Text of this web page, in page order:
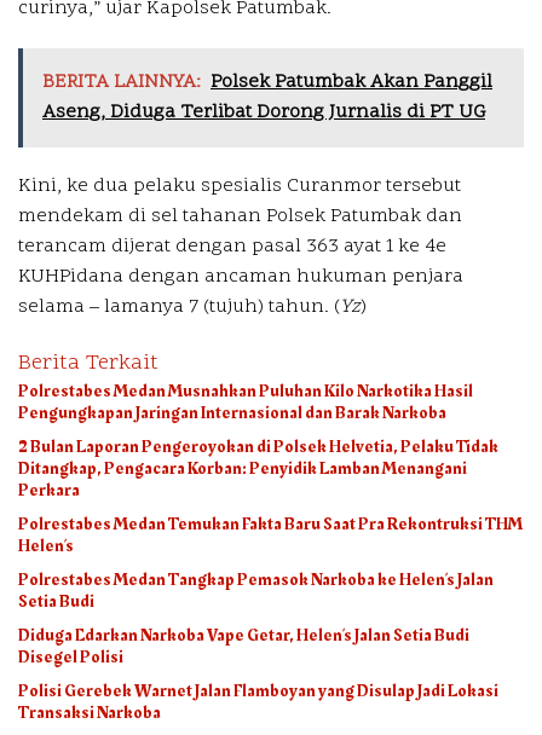
curinya,” ujar Kapolsek Patumbak.
BERITA LAINNYA: Polsek Patumbak Akan Panggil
Aseng, Diduga Terlibat Dorong Jurnalis di PT UG
Kini, ke dua pelaku spesialis Curanmor tersebut
mendekam di sel tahanan Polsek Patumbak dan
terancam dijerat dengan pasal 363 ayat 1 ke 4e
KUHPidana dengan ancaman hukuman penjara
selama – lamanya 7 (tujuh) tahun. (Yz)
Berita Terkait
Polrestabes Medan Musnahkan Puluhan Kilo Narkotika Hasil
Pengungkapan Jaringan Internasional dan Barak Narkoba
2 Bulan Laporan Pengeroyokan di Polsek Helvetia, Pelaku Tidak
Ditangkap, Pengacara Korban: Penyidik Lamban Menangani
Perkara
Polrestabes Medan Temukan Fakta Baru Saat Pra Rekontruksi THM
Helen’s
Polrestabes Medan Tangkap Pemasok Narkoba ke Helen’s Jalan
Setia Budi
Diduga Edarkan Narkoba Vape Getar, Helen’s Jalan Setia Budi
Disegel Polisi
Polisi Gerebek Warnet Jalan Flamboyan yang Disulap Jadi Lokasi
Transaksi Narkoba